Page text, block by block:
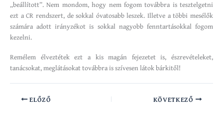
„beállított”. Nem mondom, hogy nem fogom továbbra is tesztelgetni
ezt a CR rendszert, de sokkal óvatosabb leszek. Illetve a többi mesélők
számára adott irányzékot is sokkal nagyobb fenntartásokkal fogom
kezelni.
Remélem élveztétek ezt a kis magán fejezetet is, észrevételeket,
tanácsokat, meglátásokat továbbra is szívesen látok bárkitől!
ELŐZŐ KÖVETKEZŐ